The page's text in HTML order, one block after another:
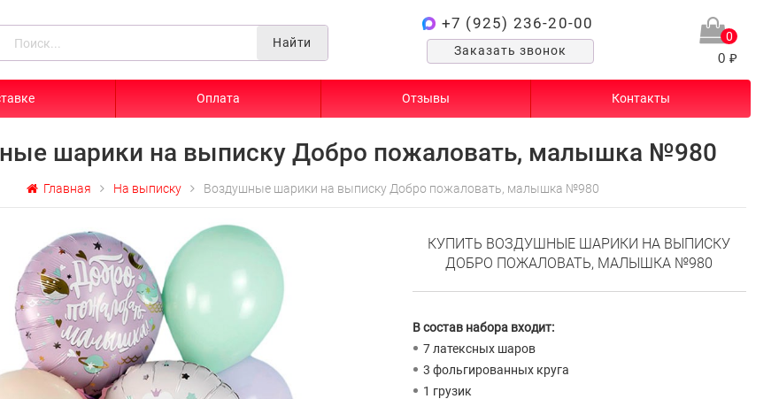
Найти
+7 (925) 236-20-00
Заказать звонок
0
0 ₽
Оплата Отзывы Контакты
шарики на выписку Добро пожаловать, малышка №980
Главная На выписку Воздушные шарики на выписку Добро пожаловать, малышка №980
КУПИТЬ ВОЗДУШНЫЕ ШАРИКИ НА ВЫПИСКУ
ДОБРО ПОЖАЛОВАТЬ, МАЛЫШКА №980
В состав набора входит:
7 латексных шаров
3 фольгированных круга
1 грузик